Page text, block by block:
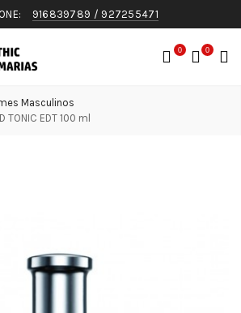
916839789 / 927255471
0 0
Masculinos
TONIC EDT 100 ml